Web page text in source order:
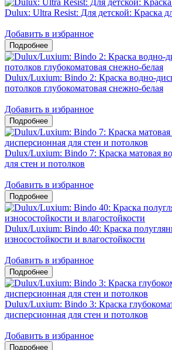
Dulux: Ultra Resist: Для детской: Краска
Добавить в избранное
Dulux/Luxium: Bindo 2: Краска водно-
потолков глубокоматовая снежно-белая
Добавить в избранное
Dulux/Luxium: Bindo 7: Краска матовая
для стен и потолков
Добавить в избранное
Dulux/Luxium: Bindo 40: Краска
износостойкости и влагостойкости
Добавить в избранное
Dulux/Luxium: Bindo 3: Краска
дисперсионная для стен и потолков
Добавить в избранное